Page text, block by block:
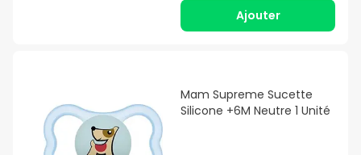
Ajouter
Mam Supreme Sucette
Silicone +6M Neutre 1 Unité